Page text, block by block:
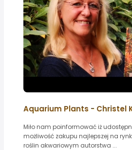
Aquarium Plants - Christel
Miło nam poinformować iż
możliwość zakupu najlepszej na
roślin akwariowym autorstwa ...